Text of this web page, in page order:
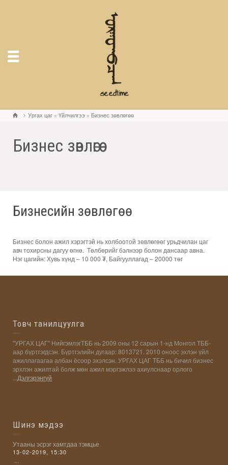
Ургах цаг »Үйлчилгээ » Бизнес зөвлөгөө
Бизнес зөвлөгөө
Бизнесийн зөвлөгөө
Бизнес болон ажил хэрэгтэй нь холбоотой зөвлөгөөг урьдчилан цаг
авч тохирсны дагуу өгнө. Төлбөрийг бэлнээр болон дансаар авна.
Нэг цагийн: Хувь хүнд – 10 000 ₮, Байгууллагад – 20000 төг
Товч танилцуулга
"УРГАХ ЦАГ” НийгэмлэгТББ нь 2009 оны 12 сарын 1-нд Монгол ТББ-
аар бүртгэгдсэн. Бүртгэлийн дугаар: 8013721. 2010 оноос эхлэн үйл
ажиллагаагаа албан ёсоор эхэлсэн. УРГАХ ЦАГ ТББ нь бичил бизнес
эрхлэн ажилтай болж мөн ажил мэргэжлээ ахиулснаар орлого
...Дэлгэрэнгүй
Шинэ мэдээ
Утааны эсрэг хамтдаа тэмцье
13-02-2019, 15:30
...